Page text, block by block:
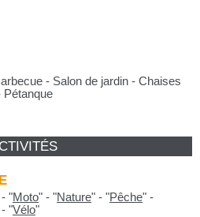
- Salon de jardin - Chaises
Pétanque
- "Moto" - "Nature" - "Pêche" -
- "Vélo"